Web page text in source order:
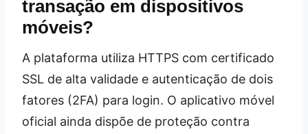
transação em dispositivos
móveis?
A plataforma utiliza HTTPS com certificado
SSL de alta validade e autenticação de dois
fatores (2FA) para login. O aplicativo móvel
oficial ainda dispõe de proteção contra